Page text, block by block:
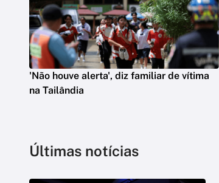
'Não houve alerta', diz familiar de vítima
na Tailândia
Últimas notícias